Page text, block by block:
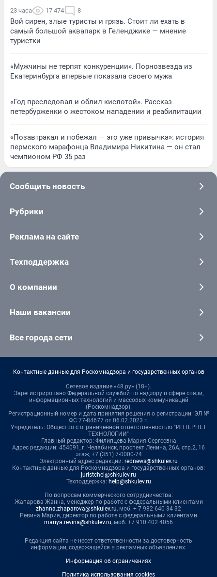
23 часа 17 474 8
Вой сирен, злые туристы и грязь. Стоит ли ехать в
самый большой аквапарк в Геленджике — мнение
туристки
«Мужчины не терпят конкуренции». Порнозвезда из
Екатеринбурга впервые показала своего мужа
«Год преследовал и облил кислотой». Рассказ
петербурженки о жестоком нападении и реабилитации
«Позавтракал и побежал — это уже привычка»: история
пермского марафонца Владимира Никитина — он стал
чемпионом РФ 35 раз
Сообщить новость
Рубрики
Реклама на сайте
Техподдержка
О компании
Наши вакансии
Все города сети
Контактные данные для Роскомнадзора и государственных органов
Сетевое издание «48.ру» (18+).
Зарегистрировано Федеральной службой по надзору в сфере связи,
информационных технологий и массовых коммуникаций
(Роскомнадзор).
Регистрационный номер и дата принятия решения о регистрации: ЭЛ №
ФС 77-84677 от 06.02.2023 г.
Учредитель: Общество с ограниченной ответственностью "ИНТЕРНЕТ
ТЕХНОЛОГИИ"
Главный редактор: Филипцева Мария Сергеевна
Адрес редакции: 454091, г. Челябинск, проспект Ленина, 26А, стр.2, 16
этаж, +7 (351) 7-0000-74
Электронный адрес редакции: rednews@shkulev.ru
Контактные данные для Роскомнадзора и государственных органов:
juristchel@shkulev.ru
Техподдержка: help@shkulev.ru
По вопросам коммерческого сотрудничества:
Жапарова Жанна, менеджер по работе с федеральными клиентами
zhanna.zhaparova@shkulev.ru, моб. + 7 982 640 34 32
Ревина Мария, директор по работе с федеральными клиентами
mariya.revina@shkulev.ru, моб. +7 910 402 4056
Редакция сайта не несет ответственности за достоверность
информации, содержащейся в рекламных объявлениях.
Информация об ограничениях
Политика использования cookies